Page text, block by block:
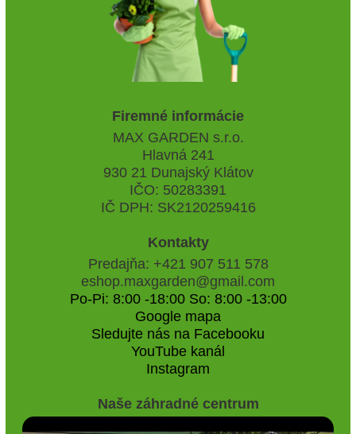
Firemné informácie
MAX GARDEN s.r.o.
Hlavná 241
930 21 Dunajský Klátov
IČO: 50283391
IČ DPH: SK2120259416
Kontakty
Predajňa: +421 907 511 578
eshop.maxgarden@gmail.com
Po-Pi: 8:00 -18:00 So: 8:00 -13:00
Google mapa
Sledujte nás na Facebooku
YouTube kanál
Instagram
Naše záhradné centrum